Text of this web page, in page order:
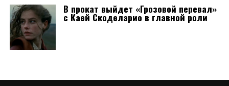
В прокат выйдет «Грозовой перевал»
с Каей Скоделарио в главной роли